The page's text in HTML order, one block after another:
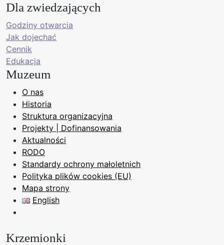
Dla zwiedzających
Godziny otwarcia
Jak dojechać
Cennik
Edukacja
Muzeum
O nas
Historia
Struktura organizacyjna
Projekty | Dofinansowania
Aktualności
RODO
Standardy ochrony małoletnich
Polityka plików cookies (EU)
Mapa strony
English
Krzemionki